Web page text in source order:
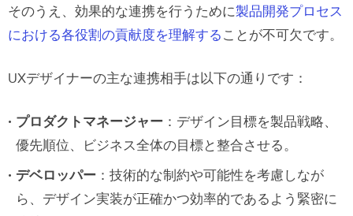
そのうえ、効果的な連携を行うために製品開発プロセス
における各役割の貢献度を理解する ことが不可欠です。
UXデザイナーの主な連携相手は以下の通りです：
プロダクトマネージャー ：デザイン目標を製品戦略、
優先順位、ビジネス全体の目標と整合させる。
デベロッパー ：技術的な制約や可能性を考慮しなが
ら、デザイン実装が正確かつ効率的であるよう緊密に